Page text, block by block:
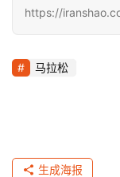
https://
马拉松
生成海报